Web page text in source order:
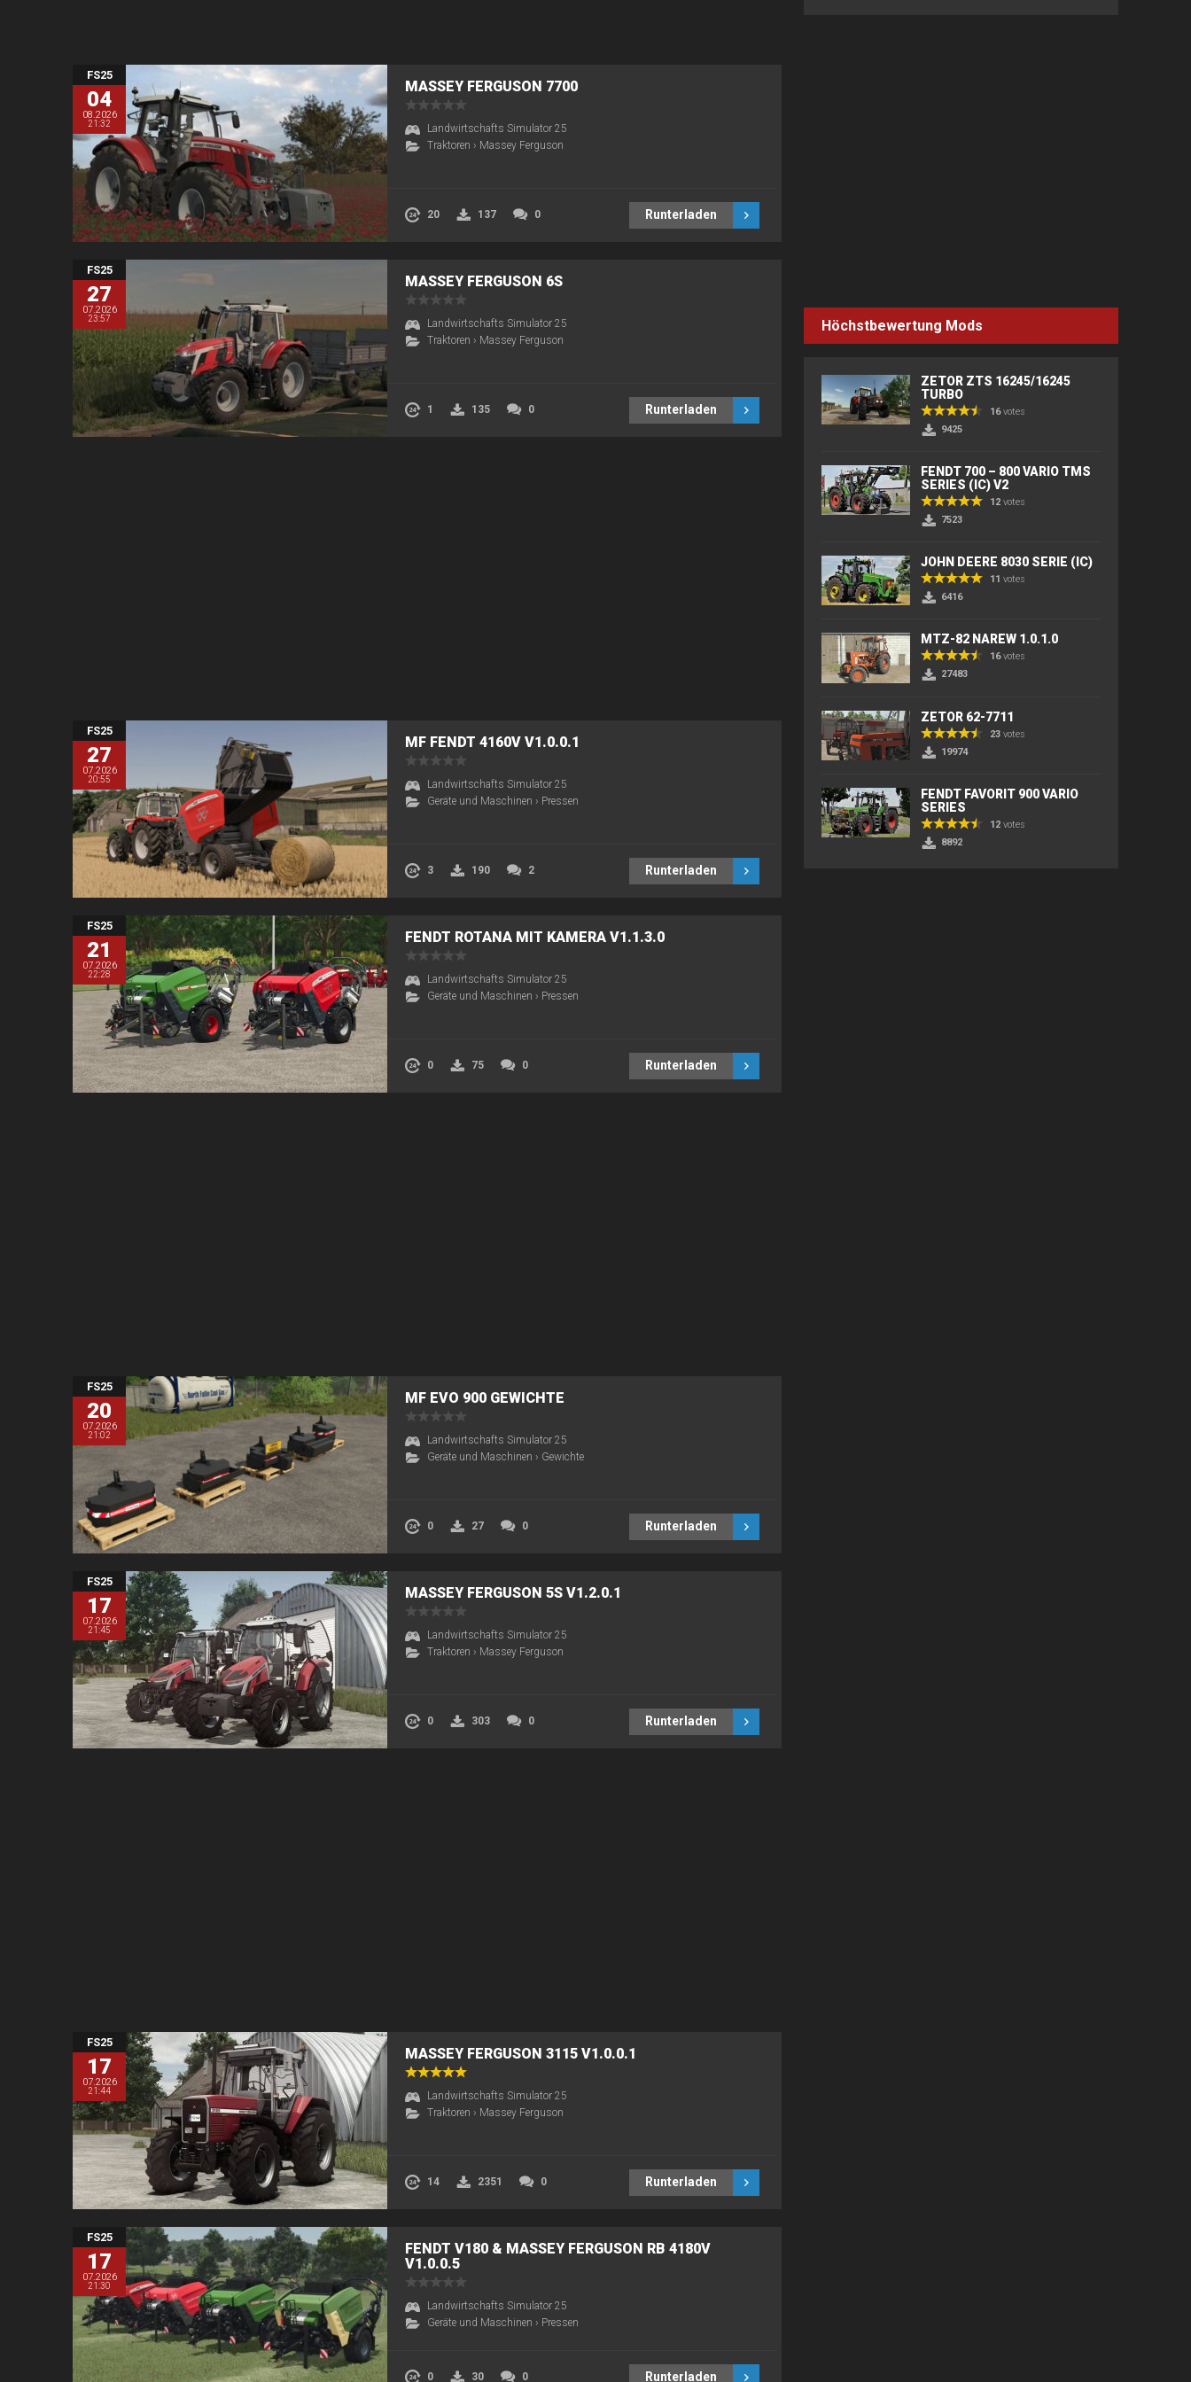
FS25
04
08.2026
21:32
MASSEY FERGUSON 7700
Landwirtschafts Simulator 25
Traktoren › Massey Ferguson
20 137 0 Runterladen
FS25
27
07.2026
23:57
MASSEY FERGUSON 6S
Landwirtschafts Simulator 25
Traktoren › Massey Ferguson
1 135 0 Runterladen
FS25
27
07.2026
20:55
MF FENDT 4160V V1.0.0.1
Landwirtschafts Simulator 25
Geräte und Maschinen › Pressen
3 190 2 Runterladen
FS25
21
07.2026
22:28
FENDT ROTANA MIT KAMERA V1.1.3.0
Landwirtschafts Simulator 25
Geräte und Maschinen › Pressen
0 75 0 Runterladen
FS25
20
07.2026
21:02
MF EVO 900 GEWICHTE
Landwirtschafts Simulator 25
Geräte und Maschinen › Gewichte
0 27 0 Runterladen
FS25
17
07.2026
21:45
MASSEY FERGUSON 5S V1.2.0.1
Landwirtschafts Simulator 25
Traktoren › Massey Ferguson
0 303 0 Runterladen
FS25
17
07.2026
21:44
MASSEY FERGUSON 3115 V1.0.0.1
Landwirtschafts Simulator 25
Traktoren › Massey Ferguson
14 2351 0 Runterladen
FS25
17
07.2026
21:30
FENDT V180 & MASSEY FERGUSON RB 4180V
V1.0.0.5
Landwirtschafts Simulator 25
Geräte und Maschinen › Pressen
0 30 0 Runterladen
Höchstbewertung Mods
ZETOR ZTS 16245/16245
TURBO
16votes
9425
FENDT 700 – 800 VARIO TMS
SERIES (IC) V2
12 votes
7523
JOHN DEERE 8030 SERIE (IC)
11 votes
6416
MTZ-82 NAREW 1.0.1.0
16votes
27483
ZETOR 62-7711
23 votes
19974
FENDT FAVORIT 900 VARIO
SERIES
12 votes
8892